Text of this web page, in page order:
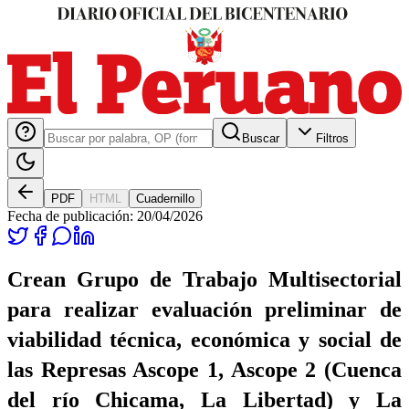
Buscar Filtros
PDF HTML Cuadernillo
Fecha de publicación: 20/04/2026
Crean Grupo de Trabajo Multisectorial
para realizar evaluación preliminar de
viabilidad técnica, económica y social de
las Represas Ascope 1, Ascope 2 (Cuenca
del río Chicama, La Libertad) y La